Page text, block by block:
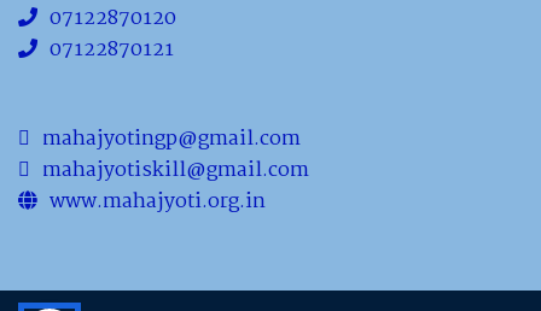
07122870120
07122870121
mahajyotingp@gmail.com
mahajyotiskill@gmail.com
www.mahajyoti.org.in